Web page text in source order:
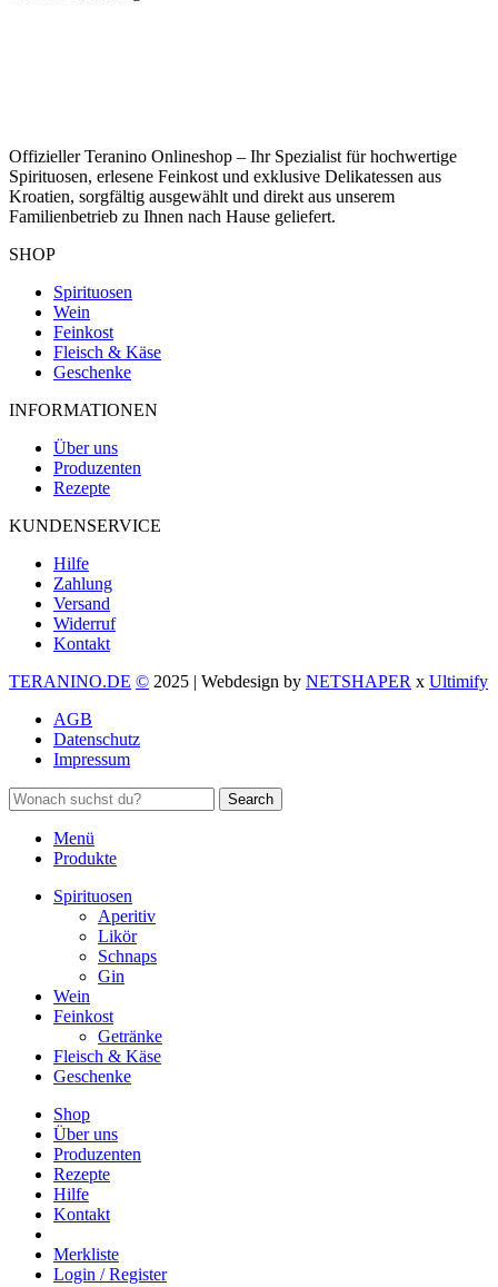
Offizieller Teranino Onlineshop – Ihr Spezialist für hochwertige
Spirituosen, erlesene Feinkost und exklusive Delikatessen aus
Kroatien, sorgfältig ausgewählt und direkt aus unserem
Familienbetrieb zu Ihnen nach Hause geliefert.
SHOP
Spirituosen
Wein
Feinkost
Fleisch & Käse
Geschenke
INFORMATIONEN
Über uns
Produzenten
Rezepte
KUNDENSERVICE
Hilfe
Zahlung
Versand
Widerruf
Kontakt
TERANINO.DE © 2025 | Webdesign by NETSHAPER x Ultimify
AGB
Datenschutz
Impressum
Search
Menü
Produkte
Spirituosen
Aperitiv
Likör
Schnaps
Gin
Wein
Feinkost
Getränke
Fleisch & Käse
Geschenke
Shop
Über uns
Produzenten
Rezepte
Hilfe
Kontakt
Merkliste
Login / Register